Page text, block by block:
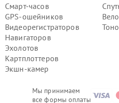
Мы принимаем
все формы оплаты
Смарт-часов
GPS-ошейников
Видеорегистраторов
Навигаторов
Эхолотов
Картплоттеров
Экшн-камер
Казань
Восстановление после падения
спутникового телефона Garmin
Воронеж
Восстановление после падения
спутникового телефона Garmin в
Волгоград
Восстановление после падения
спутникового телефона Garmin в